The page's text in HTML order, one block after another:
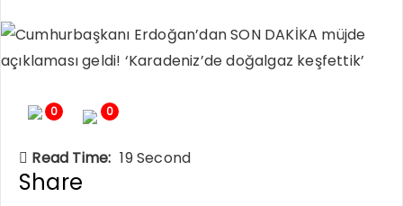
0 0
Read Time: 19 Second
Share